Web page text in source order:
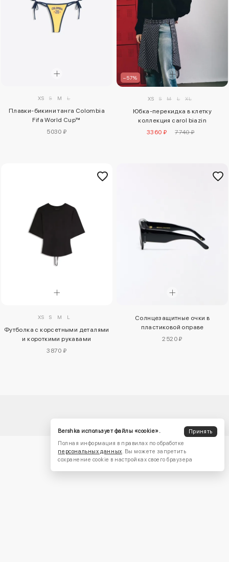
XS S M L
Плавки-бикини танга Colombia
Fifa World Cup™
5030 ₽
–57%
XS S M L XL
Юбка-перекидка в клетку
коллекция carol biazin
3360 ₽
7740 ₽
XS S M L
Футболка с корсетными деталями
и короткими рукавами
3870 ₽
Солнцезащитные очки в
пластиковой оправе
2520 ₽
Bershka использует файлы «cookie».
Принять
Полная информация в правилах по обработке
персональных данных. Вы можете запретить
сохранение cookie в настройках своего браузера